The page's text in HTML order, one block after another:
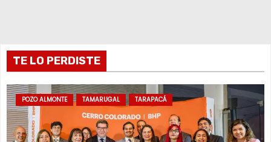
r
a
d
a
TE LO PERDISTE
POZO ALMONTE TAMARUGAL TARAPACÁ